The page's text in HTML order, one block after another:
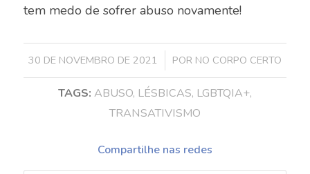
tem medo de sofrer abuso novamente!
30 DE NOVEMBRO DE 2021
/ POR NO CORPO CERTO
TAGS: ABUSO, LÉSBICAS, LGBTQIA+,
TRANSATIVISMO
Compartilhe nas redes